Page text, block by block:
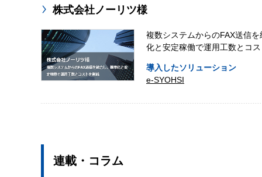
株式会社ノーリツ様
複数システムからのFAX送信
化と安定稼働で運用工数とコ
導入したソリューション
e-SYOHSI
連載・コラム